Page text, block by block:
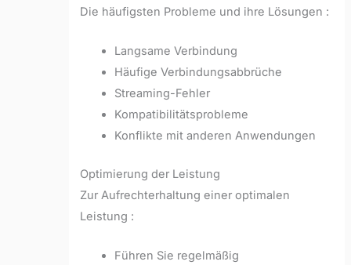
Die häufigsten Probleme und ihre Lösungen :
Langsame Verbindung
Häufige Verbindungsabbrüche
Streaming-Fehler
Kompatibilitätsprobleme
Konflikte mit anderen Anwendungen
Optimierung der Leistung
Zur Aufrechterhaltung einer optimalen
Leistung :
Führen Sie regelmäßig